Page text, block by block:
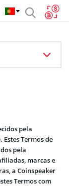
pela
Estes Termos de
pela
marcas e
a Coinspeaker
Termos com